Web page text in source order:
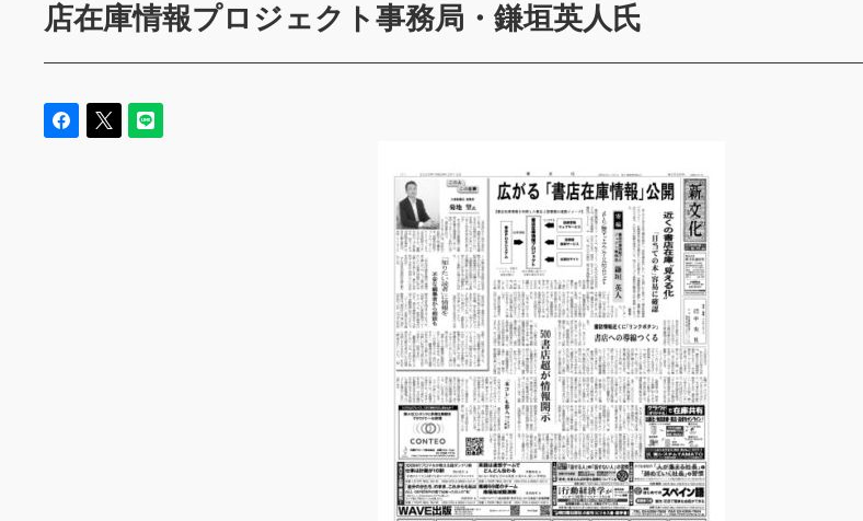
店在庫情報プロジェクト事務局・鎌垣英人氏